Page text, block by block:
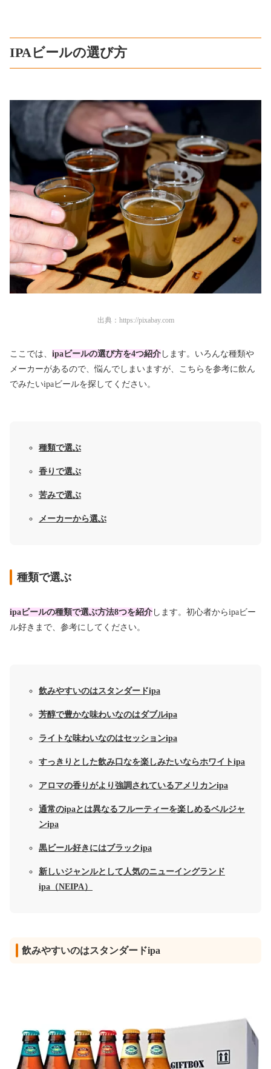
IPAビールの選び方
出典： https://pixabay.com
ここでは、 ipaビールの選び方を4つ紹介 します。いろんな種類や
メーカーがあるので、悩んでしまいますが、こちらを参考に飲ん
でみたいipaビールを探してください。
種類で選ぶ
香りで選ぶ
苦みで選ぶ
メーカーから選ぶ
種類で選ぶ
ipaビールの種類で選ぶ方法8つを紹介 します。初心者からipaビー
ル好きまで、参考にしてください。
飲みやすいのはスタンダードipa
芳醇で豊かな味わいなのはダブルipa
ライトな味わいなのはセッションipa
すっきりとした飲み口なを楽しみたいならホワイトipa
アロマの香りがより強調されているアメリカンipa
通常のipaとは異なるフルーティーを楽しめるベルジャ
ンipa
黒ビール好きにはブラックipa
新しいジャンルとして人気のニューイングランド
ipa（NEIPA）
飲みやすいのはスタンダードipa